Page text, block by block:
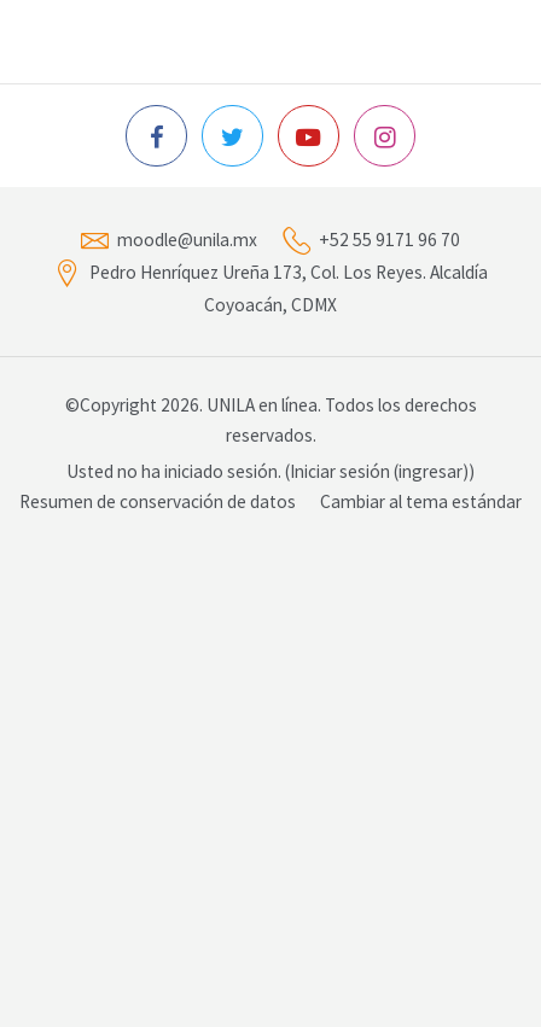
moodle@unila.mx
+52 55 9171 96 70
Pedro Henríquez Ureña 173, Col. Los Reyes. Alcaldía
Coyoacán, CDMX
©Copyright 2026. UNILA en línea. Todos los derechos
reservados.
Usted no ha iniciado sesión. (Iniciar sesión (ingresar))
Resumen de conservación de datos
Cambiar al tema estándar